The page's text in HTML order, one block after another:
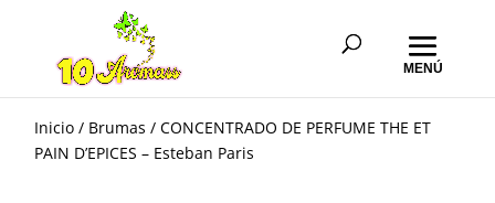
Inicio / Brumas / CONCENTRADO DE PERFUME THE ET
PAIN D’EPICES – Esteban Paris